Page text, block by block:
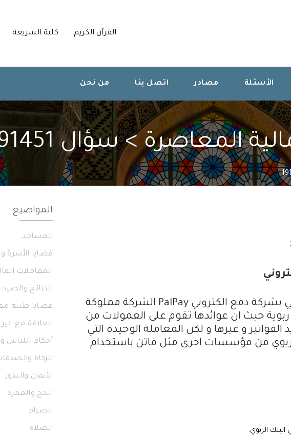
القرآن الكريم كلية الشريعة
الأسئلة مصادر اتصل بنا من نحن
المعاصرة > سؤال 191451
سلام عليكم لدي فرصة عمل في الجانب التقني بشركة دفع الكتروني PalPay الشركة مملوكة
حيث ان عوائدها تقوم على العمولات من
و غيرها و لكن المعاملة الوحيدة التي
من مؤسسات اخرى مثل فاتن باستخدام
الربوي.
المواضيع
المساجد
قضايا الأسرة و
المعاملات
الذبائح
قضايا طبية
العلاقة مع
أحكام اللباس
الزكاة
الأيمان والنذور
الحج والعمرة
الصيام
الصلاة